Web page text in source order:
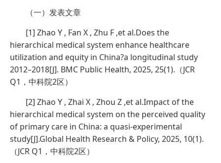
（一）发表文章
[1] Zhao Y , Fan X , Zhu F ,et al.Does the
hierarchical medical system enhance healthcare
utilization and equity in China?a longitudinal study
2012–2018[J]. BMC Public Health, 2025, 25(1).（JCR
Q1，中科院2区）
[2] Zhao Y , Zhai X , Zhou Z ,et al.Impact of the
hierarchical medical system on the perceived quality
of primary care in China: a quasi-experimental
study[J].Global Health Research & Policy, 2025, 10(1).
（JCR Q1，中科院2区）